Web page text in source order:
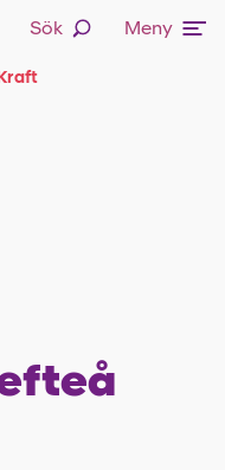
Sök
Meny